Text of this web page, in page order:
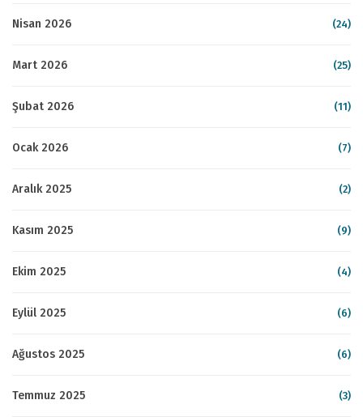
Nisan 2026 (24)
Mart 2026 (25)
Şubat 2026 (11)
Ocak 2026 (7)
Aralık 2025 (2)
Kasım 2025 (9)
Ekim 2025 (4)
Eylül 2025 (6)
Ağustos 2025 (6)
Temmuz 2025 (3)